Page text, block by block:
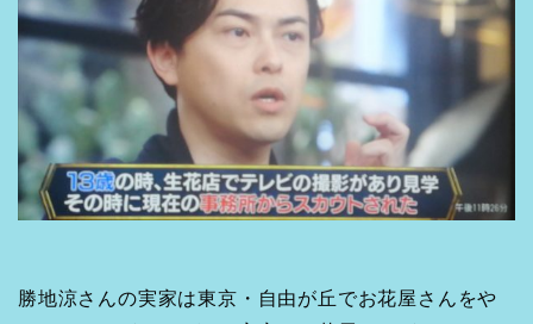
勝地涼さんの実家は東京・自由が丘でお花屋さんをや